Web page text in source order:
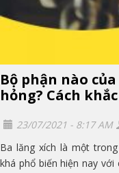
Bộ phận nào
hỏng? Cách
23/07/2021 - 8:17 AM
Ba lăng xích là một
khá phổ biến hiện nay